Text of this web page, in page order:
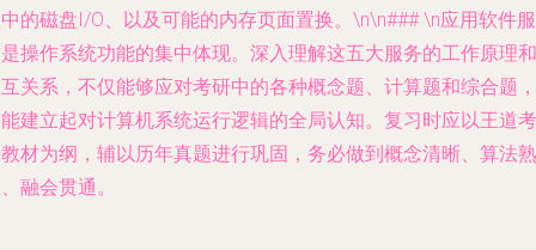
的磁盘I/O、以及可能的内存页面置换。\n\n### \n应用软件服
操作系统功能的集中体现。深入理解这五大服务的工作原理和
关系，不仅能够应对考研中的各种概念题、计算题和综合题，
建立起对计算机系统运行逻辑的全局认知。复习时应以王道考
材为纲，辅以历年真题进行巩固，务必做到概念清晰、算法熟
融会贯通。